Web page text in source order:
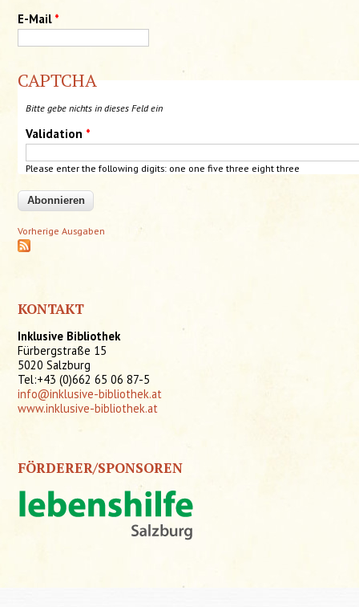
E-Mail *
CAPTCHA
Bitte gebe nichts in dieses Feld ein
Validation *
Please enter the following digits: one one five three eight three
Vorherige Ausgaben
KONTAKT
Inklusive Bibliothek
Fürbergstraße 15
5020 Salzburg
Tel:+43 (0)662 65 06 87-5
info@inklusive-bibliothek.at
www.inklusive-bibliothek.at
FÖRDERER/SPONSOREN